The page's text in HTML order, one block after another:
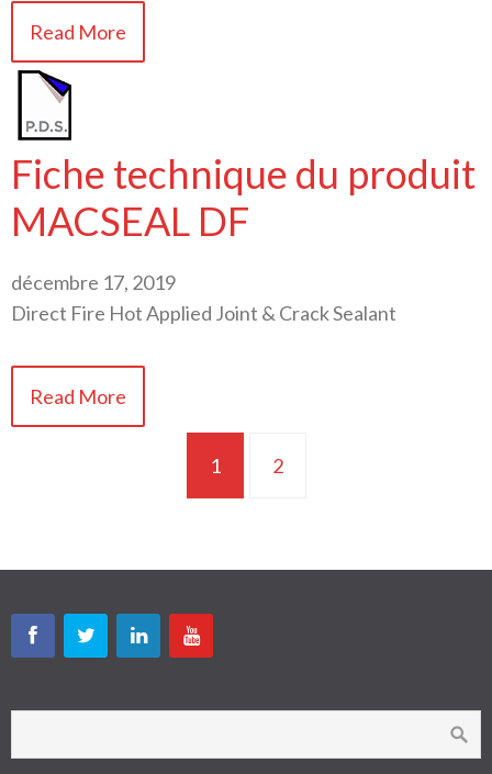
Read More
Fiche technique du produit
MACSEAL DF
décembre 17, 2019
Direct Fire Hot Applied Joint & Crack Sealant
Read More
1 2